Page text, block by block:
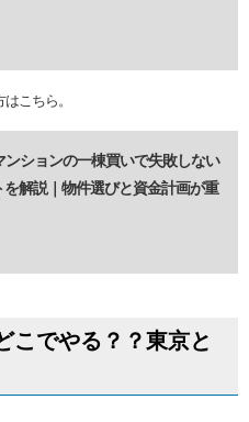
こちら。
ンションの一棟買いで失敗しない
解説｜物件選びと資金計画が重
こでやる？？東京と